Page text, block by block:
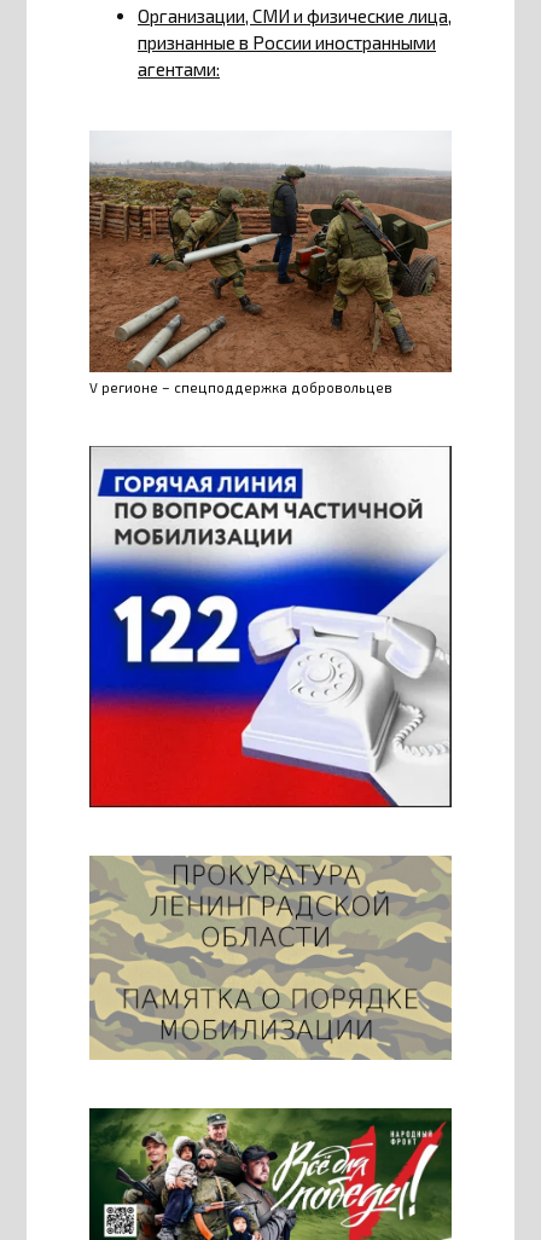
Организации, СМИ и физические лица,
признанные в России иностранными
агентами:
V регионе – спецподдержка добровольцев